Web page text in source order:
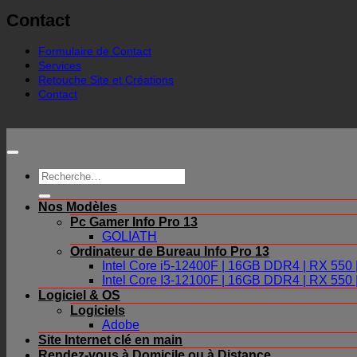
Contact
Formulaire de Contact
Services
Retouche Site et Créations
Contact
Recherche
pour :
Nos Modèles
Pc Gamer Info Pro 13
GOLIATH
Ordinateur de Bureau Info Pro 13
Intel Core i5-12400F | 16GB DDR4 | RX 550
Intel Core I3-12100F | 16GB DDR4 | RX 550
Logiciel & OS
Logiciels
Adobe
Site Internet clé en main